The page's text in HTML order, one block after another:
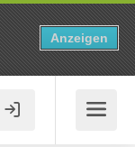
Anzeigen